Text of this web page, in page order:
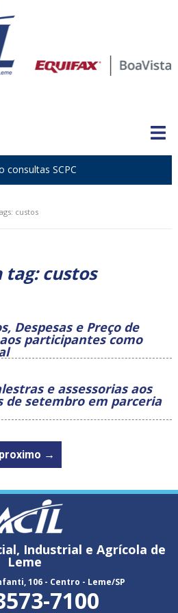
consultas SCPC
custos
tag:custos
Despesas e Preço de
participantes como
e assessorias aos
de setembro em parceria
proximo →
Industrial e Agrícola de
Leme
106 - Centro - Leme/SP
7100